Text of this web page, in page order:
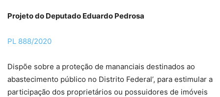
Projeto do Deputado Eduardo Pedrosa
PL 888/2020
Dispõe sobre a proteção de mananciais destinados ao
abastecimento público no Distrito Federal’, para estimular a
participação dos proprietários ou possuidores de imóveis